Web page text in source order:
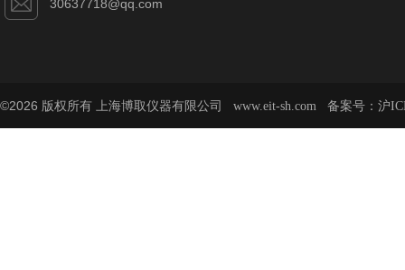
30637718@qq.com
©2026 版权所有 上海博取仪器有限公司 www.eit-sh.com 备案号： 沪